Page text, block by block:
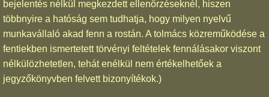
bejelentés nélkül megkezdett ellenőrzéseknél, hiszen
többnyire a hatóság sem tudhatja, hogy milyen nyelvű
munkavállaló akad fenn a rostán. A tolmács közreműködése a
fentiekben ismertetett törvényi feltételek fennálásakor viszont
nélkülözhetetlen, tehát enélkül nem értékelhetőek a
jegyzőkönyvben felvett bizonyítékok.)